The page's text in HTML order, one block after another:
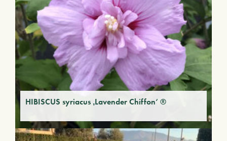
HIBISCUS syriacus ‚Lavender Chiffon‘ ®